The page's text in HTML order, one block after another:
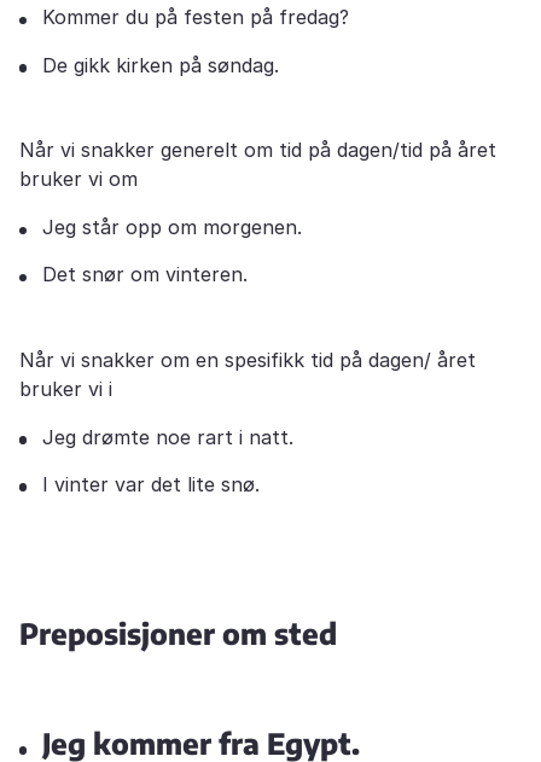
Kommer du på festen på fredag?
De gikk kirken på søndag.
Når vi snakker generelt om tid på dagen/tid på året
bruker vi om
Jeg står opp om morgenen.
Det snør om vinteren.
Når vi snakker om en spesifikk tid på dagen/ året
bruker vi i
Jeg drømte noe rart i natt.
I vinter var det lite snø.
Preposisjoner om sted
Jeg kommer fra Egypt.